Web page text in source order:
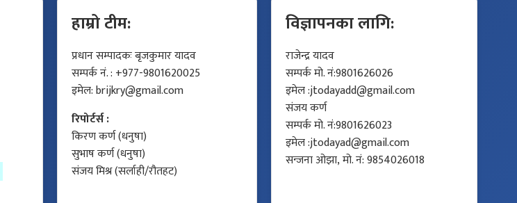
हाम्रो टीम:
प्रधान सम्पादकः बृजकुमार यादव
सम्पर्क नं. : +977-9801620025
इमेल:brijkry@gmail.com
रिपोर्टर्स :
किरण कर्ण (धनुषा)
सुभाष कर्ण (धनुषा)
संजय मिश्र (सर्लाही/रौतहट)
विज्ञापनका लागि:
राजेन्द्र यादव
सम्पर्क मो. नं:9801626026
इमेल :jtodayadd@gmail.com
संजय कर्ण
सम्पर्क मो. नं:9801626023
इमेल :jtodayad@gmail.com
सन्जना ओझा, मो. नं: 9854026018